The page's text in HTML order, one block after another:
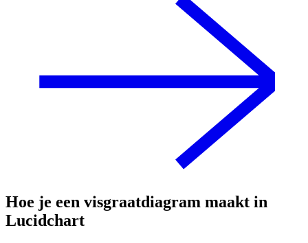
Hoe je een visgraatdiagram maakt in
Lucidchart